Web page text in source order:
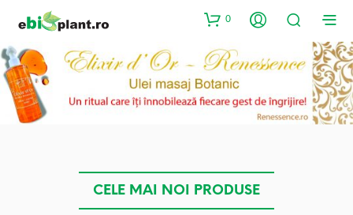
0
CELE MAI NOI PRODUSE